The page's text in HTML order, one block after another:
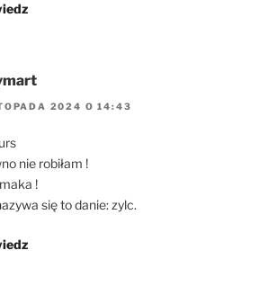
2024 O 14:43
nie robiłam !
!
się to danie: zylc.